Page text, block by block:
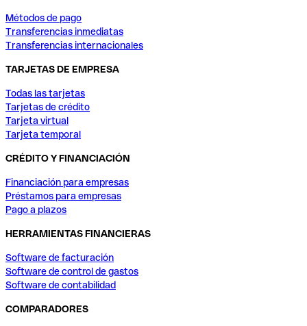
Métodos de pago
Transferencias inmediatas
Transferencias internacionales
TARJETAS DE EMPRESA
Todas las tarjetas
Tarjetas de crédito
Tarjeta virtual
Tarjeta temporal
CRÉDITO Y FINANCIACIÓN
Financiación para empresas
Préstamos para empresas
Pago a plazos
HERRAMIENTAS FINANCIERAS
Software de facturación
Software de control de gastos
Software de contabilidad
COMPARADORES